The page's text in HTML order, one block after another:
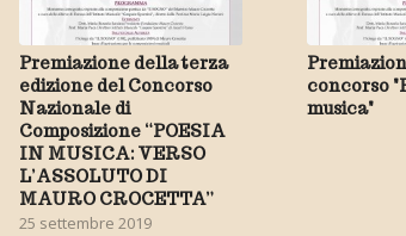
Premiazione della terza
edizione del Concorso
Nazionale di
Composizione “POESIA
IN MUSICA: VERSO
L’ASSOLUTO DI
MAURO CROCETTA”
25 settembre 2019
concorso
musica"